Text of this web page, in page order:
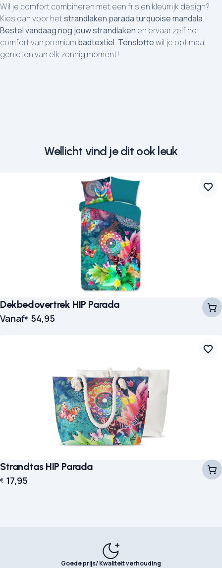
Wil je comfort combineren met een fris en kleurrijk design?
Kies dan voor hetstrandlaken parada turquoise mandala.
Bestel vandaag nog jouw strandlaken en ervaar zelf het
comfort van premium badtextiel. Tenslottewil je optimaal
genieten van elk zonnig moment!
Wellicht vind je dit ook leuk
Dekbedovertrek HIP Parada
Vanaf€ 54,95
Strandtas HIP Parada
€ 17,95
Goede prijs/ Kwaliteit verhouding